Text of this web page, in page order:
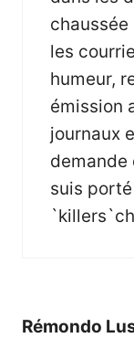
les
humeur,
émission
journaux
demande
suis
Rémondo